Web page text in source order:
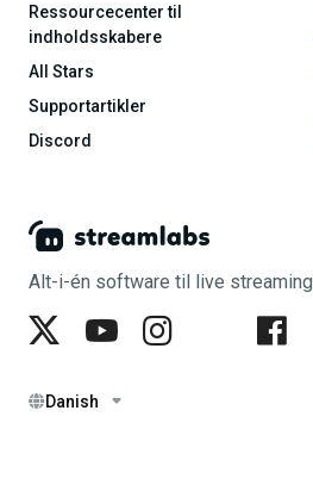
Alt-i-én software til live streaming
Danish
Ressourcecenter til
indholdsskabere
All Stars
Supportartikler
Discord